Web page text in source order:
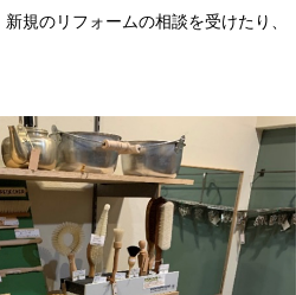
規のリフォームの相談を受けたり、